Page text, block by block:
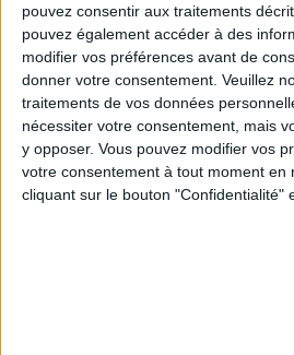
pouvez consentir aux traitements
pouvez également accéder à des
modifier vos préférences avant de
donner votre consentement. Veuillez
traitements de vos données
nécessiter votre consentement, mais
y opposer. Vous pouvez modifier vos
votre consentement à tout moment en
cliquant sur le bouton "Confidentialité"
Peut-on remplacer la viande
Consultation diététique